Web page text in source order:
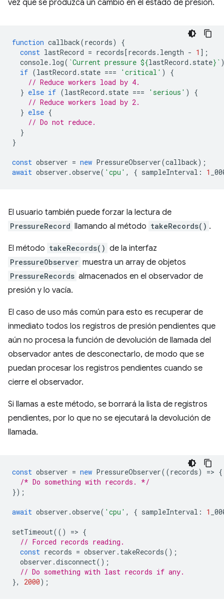
vez que se produzca un cambio en el estado de presión.
function callback(records)
{
const lastRecord = records[records . length - 1 ];
console. log( `Current pressure ${lastRecord . state} `
if (lastRecord . state === 'critical' )
{
// Reduce workers load by 4.
} else if (lastRecord . state === 'serious' )
{
// Reduce workers load by 2.
} else {
// Do not reduce.
}
}
const observer = new PressureObserver(callback);
await observer .observe( 'cpu' , { sampleInterval : 1
El usuario también puede forzar la lectura de
PressureRecord llamando al método takeRecords() .
El método takeRecords() de la interfaz
PressureObserver muestra un array de objetos
PressureRecords almacenados en el observador de
presión y lo vacía.
El caso de uso más común para esto es recuperar de
inmediato todos los registros de presión pendientes que
aún no procesa la función de devolución de llamada del
observador antes de desconectarlo, de modo que se
puedan procesar los registros pendientes cuando se
cierre el observador.
Si llamas a este método, se borrará la lista de registros
pendientes, por lo que no se ejecutará la devolución de
llamada.
const observer = new PressureObserver((records) => {
/* Do something with records. */
});
await observer .observe( 'cpu' , { sampleInterval : 1
setTimeout(() => {
// Forced records reading.
const records = observer . takeRecords();
observer .disconnect();
// Do something with last records if any.
},
2000);